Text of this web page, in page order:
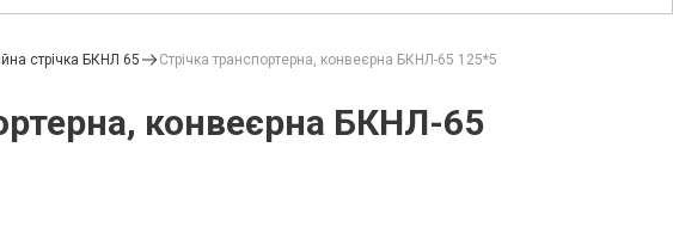
стрічка БКНЛ 65 Стрічка транспортерна, конвеєрна БКНЛ-65 125*5
конвеєрна БКНЛ-65